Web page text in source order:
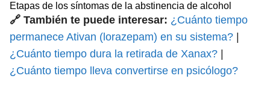
Etapas de los síntomas de la abstinencia de alcohol
🔗 También te puede interesar: ¿Cuánto tiempo
permanece Ativan (lorazepam) en su sistema?
¿Cuánto tiempo dura la retirada de Xanax?
¿Cuánto tiempo lleva convertirse en psicólogo?